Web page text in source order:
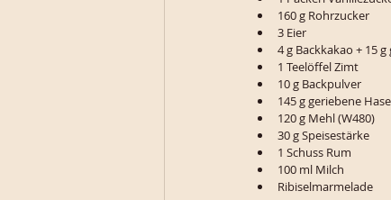
160 g Rohrzucker
3 Eier
4 g Backkakao + 15
1 Teelöffel Zimt
10 g Backpulver
145 g geriebene
120 g Mehl (W480)
30 g Speisestärke
1 Schuss Rum
100 ml Milch
Ribiselmarmelade